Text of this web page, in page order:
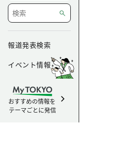
報道発表検索
イベント情報
おすすめの情報を
テーマごとに発信